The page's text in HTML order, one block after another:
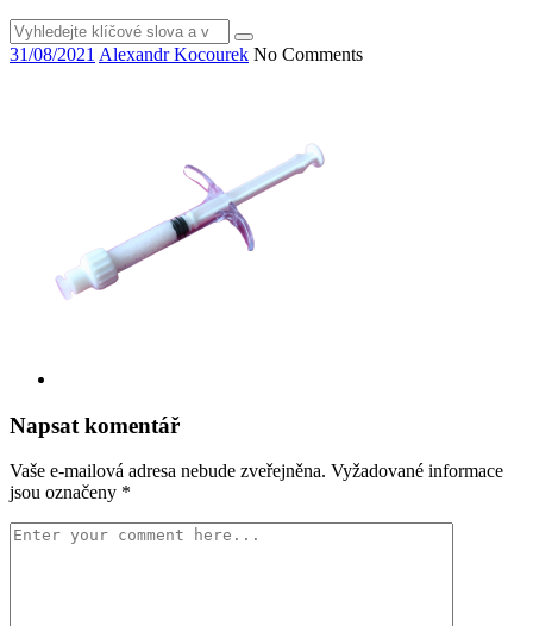
Vyhledat
31/08/2021 Alexandr Kocourek No Comments
Napsat komentář
Vaše e-mailová adresa nebude zveřejněna. Vyžadované informace
jsou označeny *